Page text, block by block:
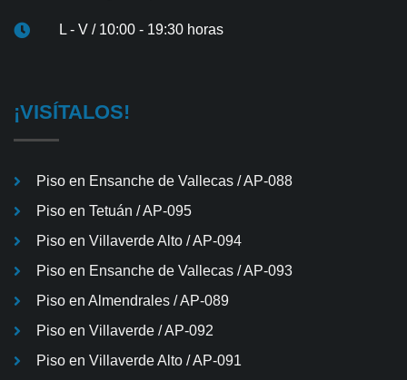
L - V / 10:00 - 19:30 horas
¡VISÍTALOS!
Piso en Ensanche de Vallecas / AP-088
Piso en Tetuán / AP-095
Piso en Villaverde Alto / AP-094
Piso en Ensanche de Vallecas / AP-093
Piso en Almendrales / AP-089
Piso en Villaverde / AP-092
Piso en Villaverde Alto / AP-091